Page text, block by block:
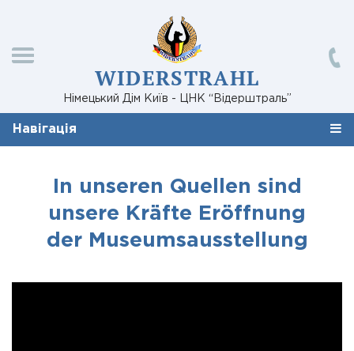
WIDERSTRAHL
Німецький Дім Київ - ЦНК “Відерштраль”
Навігація
In unseren Quellen sind
unsere Kräfte Eröffnung
der Museumsausstellung